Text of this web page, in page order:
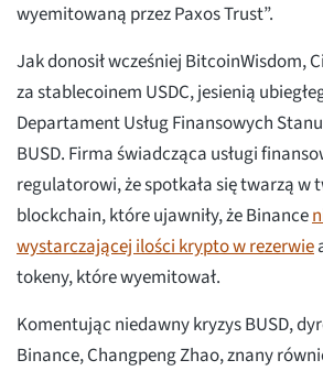
wyemitowaną przez Paxos Trust”.
Jak donosił wcześniej BitcoinWisdom,
za stablecoinem USDC, jesienią
Departament Usług Finansowych
BUSD. Firma świadcząca usługi
regulatorowi, że spotkała się twarzą w
blockchain, które ujawniły, że Binance
wystarczającej ilości krypto w rezerwie
tokeny, które wyemitował.
Komentując niedawny kryzys BUSD,
Binance, Changpeng Zhao, znany